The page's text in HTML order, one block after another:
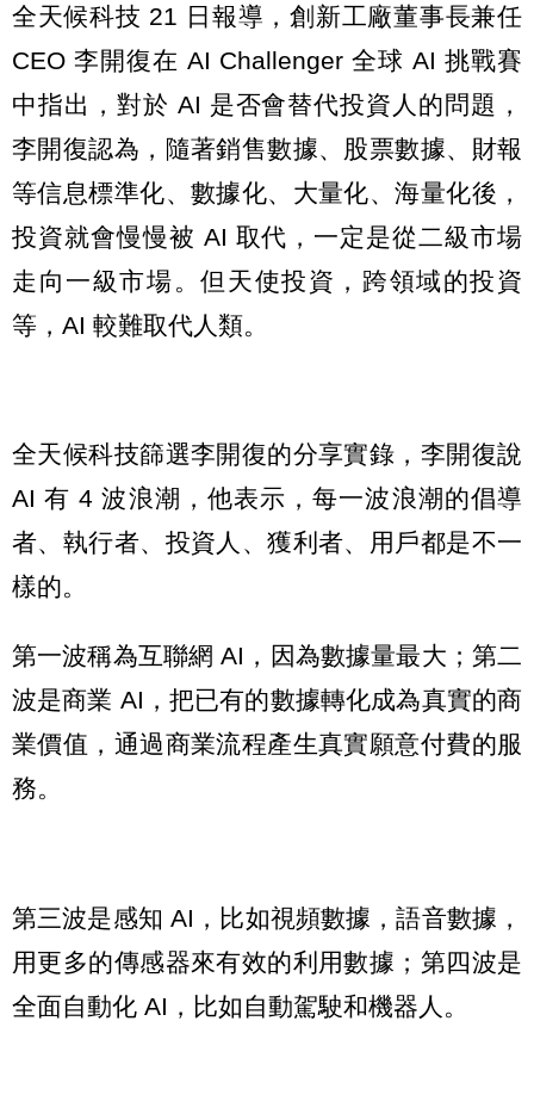
全天候科技 21 日報導，創新工廠董事長兼任
CEO 李開復在 AI Challenger 全球 AI 挑戰賽
中指出，對於 AI 是否會替代投資人的問題，
李開復認為，隨著銷售數據、股票數據、財報
等信息標準化、數據化、大量化、海量化後，
投資就會慢慢被 AI 取代，一定是從二級市場
走向一級市場。但天使投資，跨領域的投資
等，AI 較難取代人類。
全天候科技篩選李開復的分享實錄，李開復說
AI 有 4 波浪潮，他表示，每一波浪潮的倡導
者、執行者、投資人、獲利者、用戶都是不一
樣的。
第一波稱為互聯網 AI，因為數據量最大；第二
波是商業 AI，把已有的數據轉化成為真實的商
業價值，通過商業流程產生真實願意付費的服
務。
第三波是感知 AI，比如視頻數據，語音數據，
用更多的傳感器來有效的利用數據；第四波是
全面自動化 AI，比如自動駕駛和機器人。